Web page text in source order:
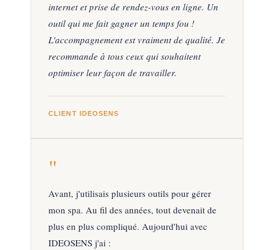
internet et prise de rendez-vous en ligne. Un
outil qui me fait gagner un temps fou !
L'accompagnement est vraiment de qualité. Je
recommande à tous ceux qui souhaitent
optimiser leur façon de travailler.
CLIENT IDEOSENS
"
Avant, j'utilisais plusieurs outils pour gérer
mon spa. Au fil des années, tout devenait de
plus en plus compliqué. Aujourd'hui avec
IDEOSENS j'ai :